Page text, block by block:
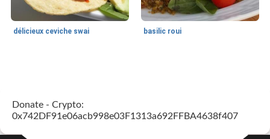
délicieux ceviche swai basilic roui
Donate - Crypto:
0x742DF91e06acb998e03F1313a692FFBA4638f407